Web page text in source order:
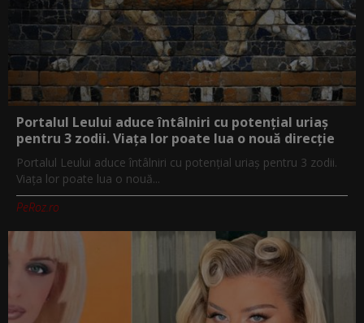
Portalul Leului aduce întâlniri cu potențial uriaș
pentru 3 zodii. Viața lor poate lua o nouă direcție
Portalul Leului aduce întâlniri cu potențial uriaș pentru 3 zodii.
Viața lor poate lua o nouă...
PeRoz.ro